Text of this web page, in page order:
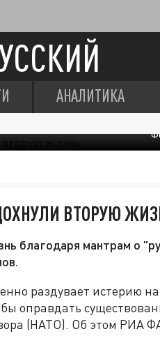
АНАЛИТИКА
ВТОРУЮ
благодаря мантрам о
раздувает истерию
оправдать
(НАТО). Об этом РИА